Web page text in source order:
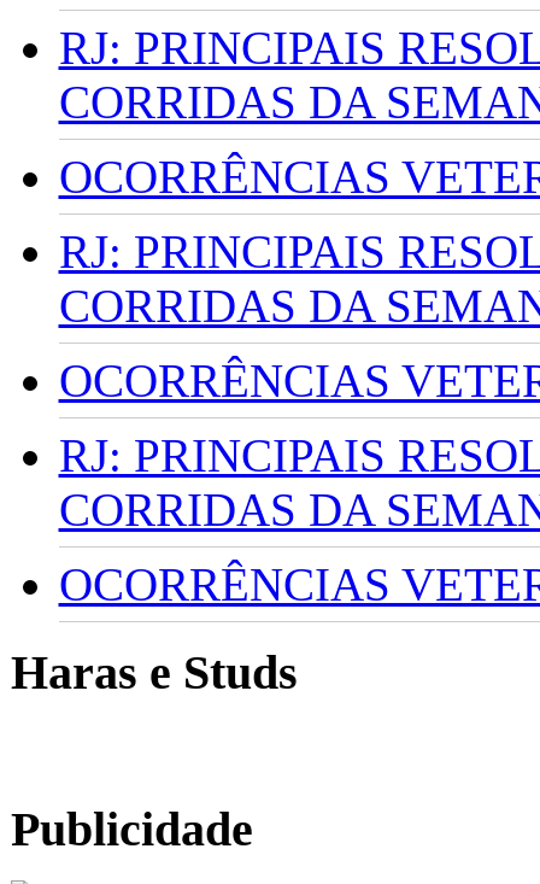
RJ: PRINCIPAIS
CORRIDAS DA
OCORRÊNCIAS
RJ: PRINCIPAIS
CORRIDAS DA
OCORRÊNCIAS
RJ: PRINCIPAIS
CORRIDAS DA
OCORRÊNCIAS
Haras e Studs
Publicidade